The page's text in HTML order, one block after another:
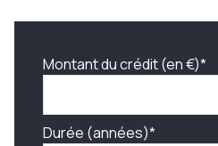
Montant du crédit (en €)*
Durée (années)*